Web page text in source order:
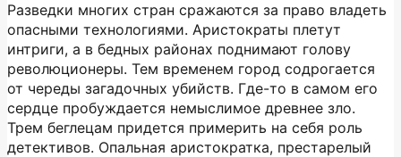
Разведки многих стран сражаются за право владеть
опасными технологиями. Аристократы плетут
интриги, а в бедных районах поднимают голову
революционеры. Тем временем город содрогается
от череды загадочных убийств. Где-то в самом его
сердце пробуждается немыслимое древнее зло.
Трем беглецам придется примерить на себя роль
детективов. Опальная аристократка, престарелый